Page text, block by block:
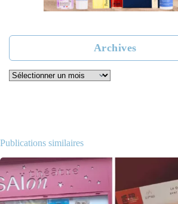
Archives
Archives
Publications similaires